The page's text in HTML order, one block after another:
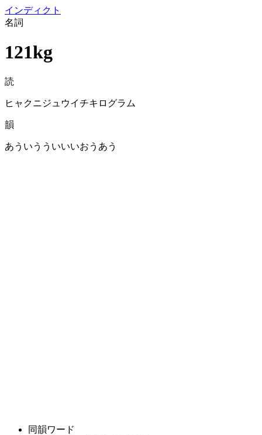
インディクト
名詞
121kg
読
ヒャクニジュウイチキログラム
韻
あういうういいいおうあう
同韻ワード